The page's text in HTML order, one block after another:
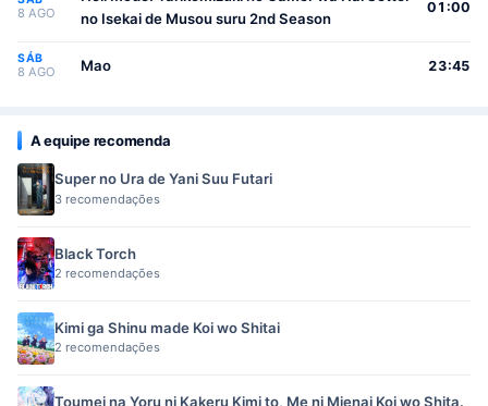
8 AGO
no Isekai de Musou suru 2nd Season
01:00
SÁB
8 AGO Mao 23:45
A equipe recomenda
Super no Ura de Yani Suu Futari
3 recomendações
Black Torch
2 recomendações
Kimi ga Shinu made Koi wo Shitai
2 recomendações
Toumei na Yoru ni Kakeru Kimi to, Me ni Mienai Koi wo Shita.